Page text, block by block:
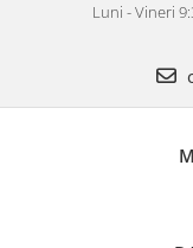
Luni - Vineri